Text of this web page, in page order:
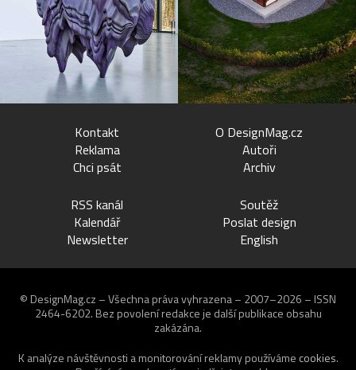
Kontakt
Reklama
Chci psát
O DesignMag.cz
Autoři
Archiv
RSS kanál
Kalendář
Newsletter
Soutěž
Poslat design
English
© DesignMag.cz – Všechna práva vyhrazena – 2007–2026 – ISSN
2464-6202. Bez povolení redakce je další publikace obsahu
zakázána.
K analýze návštěvnosti a monitorování reklamy používáme cookies.